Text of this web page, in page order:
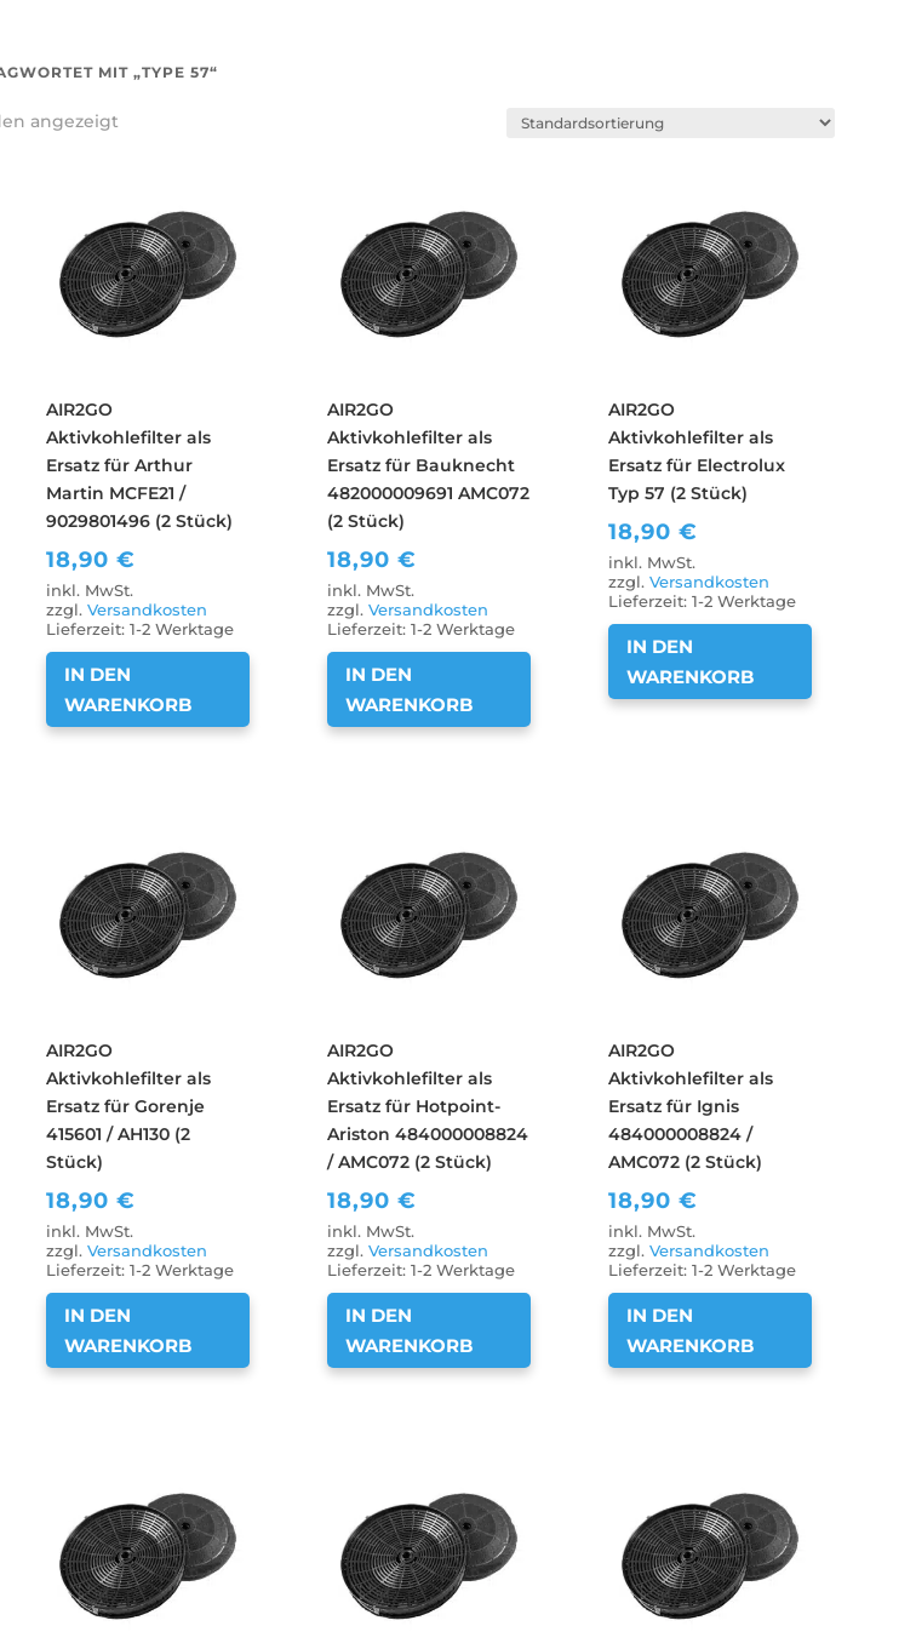
MIT „TYPE 57“
angezeigt
AIR2GO
Aktivkohlefilter als
Ersatz für Arthur
Martin MCFE21 /
9029801496 (2 Stück)
18,90 €
inkl. MwSt.
zzgl. Versandkosten
Lieferzeit: 1-2 Werktage
IN DEN
WARENKORB
AIR2GO
Aktivkohlefilter als
Ersatz für Bauknecht
482000009691 AMC072
(2 Stück)
18,90 €
inkl. MwSt.
zzgl. Versandkosten
Lieferzeit: 1-2 Werktage
IN DEN
WARENKORB
AIR2GO
Aktivkohlefilter als
Ersatz für Electrolux
Typ 57 (2 Stück)
18,90€
inkl. MwSt.
zzgl.Versandkosten
Lieferzeit:1-2 Werktage
IN DEN
WARENKORB
AIR2GO
Aktivkohlefilter als
Ersatz für Gorenje
415601 / AH130 (2
Stück)
18,90 €
inkl. MwSt.
zzgl. Versandkosten
Lieferzeit: 1-2 Werktage
IN DEN
WARENKORB
AIR2GO
Aktivkohlefilter als
Ersatz für Hotpoint-
Ariston 484000008824
/ AMC072 (2 Stück)
18,90 €
inkl. MwSt.
zzgl. Versandkosten
Lieferzeit: 1-2 Werktage
IN DEN
WARENKORB
AIR2GO
Aktivkohlefilter als
Ersatz für Ignis
484000008824 /
AMC072 (2 Stück)
18,90€
inkl. MwSt.
zzgl.Versandkosten
Lieferzeit:1-2 Werktage
IN DEN
WARENKORB